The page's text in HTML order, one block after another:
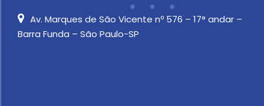
Av. Marques de São Vicente nº 576 – 17° andar –
Barra Funda – São Paulo-SP